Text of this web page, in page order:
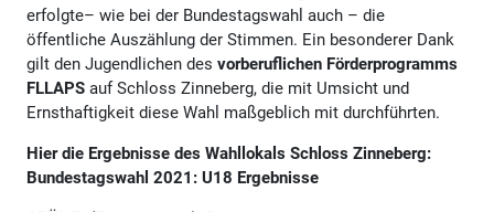
erfolgte– wie bei der Bundestagswahl auch – die
öffentliche Auszählung der Stimmen. Ein besonderer Dank
gilt den Jugendlichen des vorberuflichen Förderprogramms
FLLAPS auf Schloss Zinneberg, die mit Umsicht und
Ernsthaftigkeit diese Wahl maßgeblich mit durchführten.
Hier die Ergebnisse des Wahllokals Schloss Zinneberg:
Bundestagswahl 2021: U18 Ergebnisse